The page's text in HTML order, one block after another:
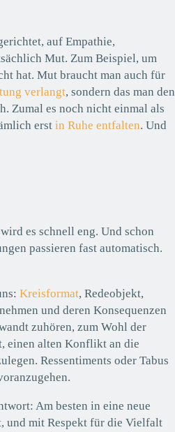
auf Empathie,
Mut. Zum Beispiel, um
hat. Mut braucht man auch für
verlangt, sondern das man den
Zumal es noch nicht einmal als
erstin Ruhe entfalten. Und
es schnell eng. Und schon
passieren fast automatisch.
Kreisformat, Redeobjekt,
und deren Konsequenzen
zuhören, zum Wohl der
einen alten Konflikt an die
Ressentiments oder Tabus
Am besten in eine neue
und mit Respekt für die Vielfalt